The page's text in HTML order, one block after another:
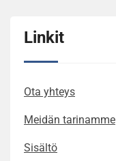
Linkit
Ota yhteys
Meidän tarinamme
Sisältö